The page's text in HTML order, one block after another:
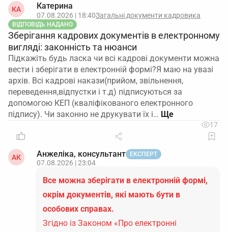
КА Катерина
07.08.2026 | 18:40Загальні документи кадровика
ВІДПОВІДЬ НАДАНО
Зберігання кадрових документів в електронному
вигляді: законність та нюанси
Підкажіть будь ласка чи всі кадрові документи можна
вести і зберігати в електронній формі?Я маю на увазі
архів. Всі кадрові накази(прийом, звільнення,
переведення,відпустки і т.д) підписуються за
допомогою КЕП (кваліфікованого електронного
підпису). Чи законно не друкувати їх і…
17
АК Анжеліка, консультант ЕКСПЕРТ
07.08.2026 | 23:04
Все можна зберігати в електронній формі,
окрім документів, які мають бути в
особових справах.
Згідно із Законом «Про електронні